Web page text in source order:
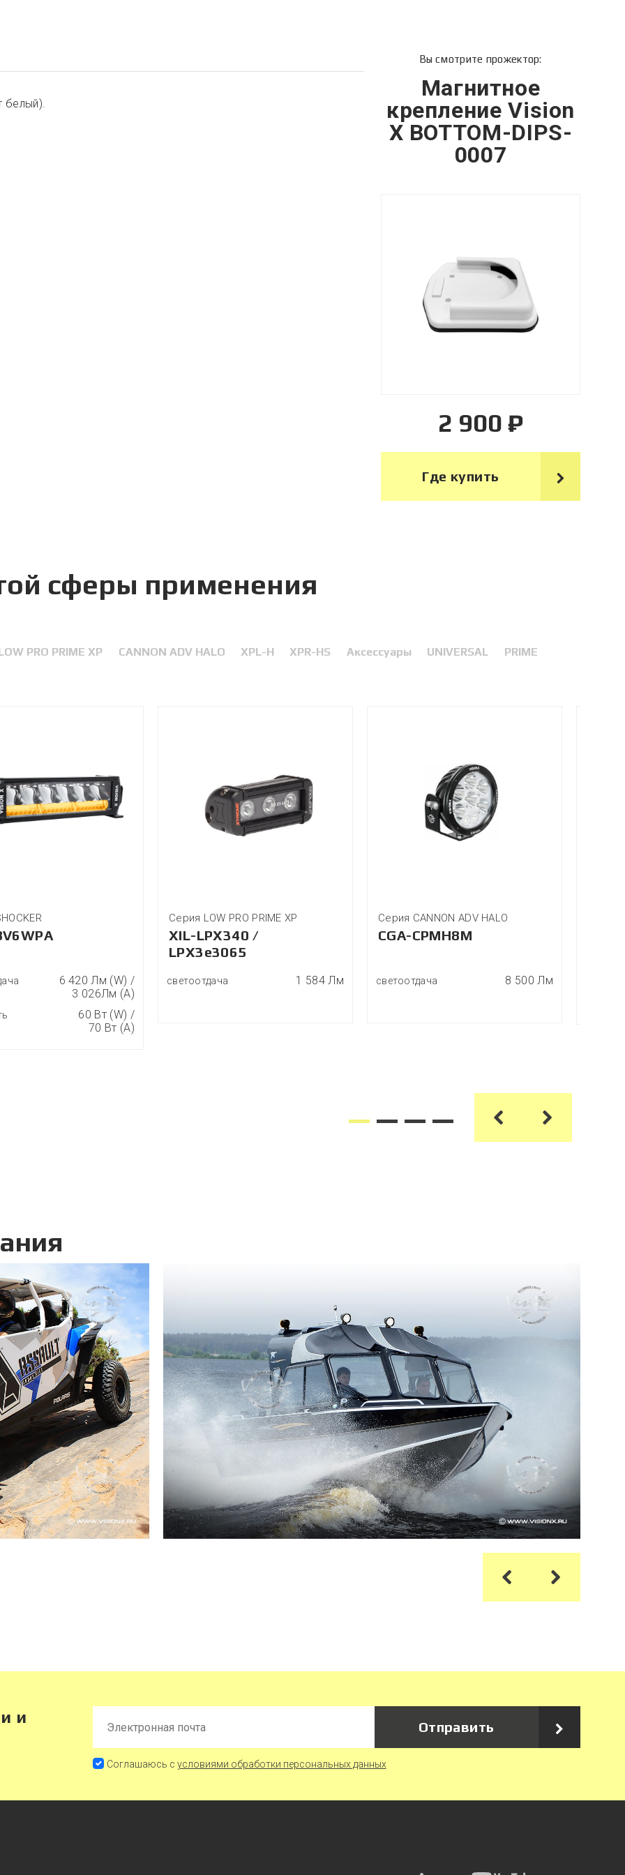
белый).
Вы смотрите прожектор:
Магнитное
крепление Vision
X BOTTOM-DIPS-
0007
2 900 ₽
Где купить
сферы применения
PRO PRIME XP CANNON ADV HALO XPL-H XPR-HS Аксессуары UNIVERSAL
PRIME
6 420 Лм (W) /
3 026Лм (A)
60 Вт (W) /
70 Вт (A)
Серия LOW PRO PRIME XP
XIL-LPX340 /
LPX3e3065
светоотдача 1 584 Лм
Серия CANNON ADV HALO
CGA-CPMH8M
светоотдача 8 500 Лм
и
Отправить
Соглашаюсь с условиями обработки персональных данных